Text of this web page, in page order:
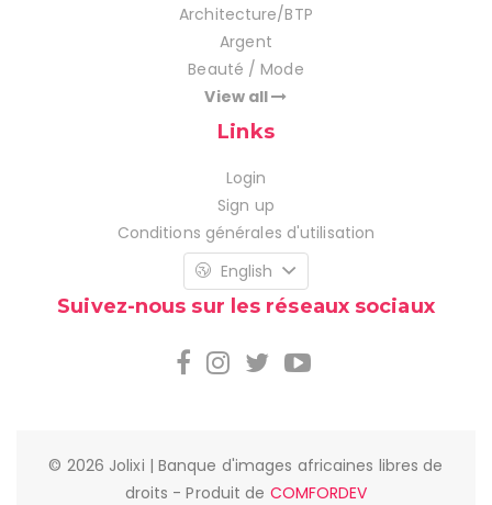
Architecture/BTP
Argent
Beauté / Mode
View all
Links
Login
Sign up
Conditions générales d'utilisation
English
Suivez-nous sur les réseaux sociaux
© 2026 Jolixi | Banque d'images africaines libres de
droits - Produit de COMFORDEV